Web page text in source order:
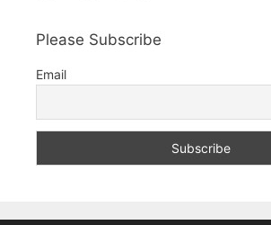
Please Subscribe
Email